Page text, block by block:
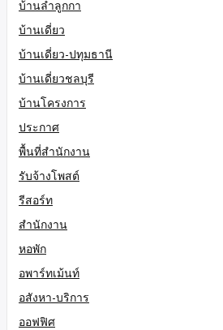
บ้านลำลูกกา
บ้านเดี่ยว
บ้านเดี่ยว-ปทุมธานี
บ้านเดี่ยวชลบุรี
บ้านโครงการ
ประกาศ
พื้นที่สำนักงาน
รับจ้างโพสต์
รีสอร์ท
สำนักงาน
หอพัก
อพาร์ทเม้นท์
อสังหา-บริการ
ออฟฟิศ